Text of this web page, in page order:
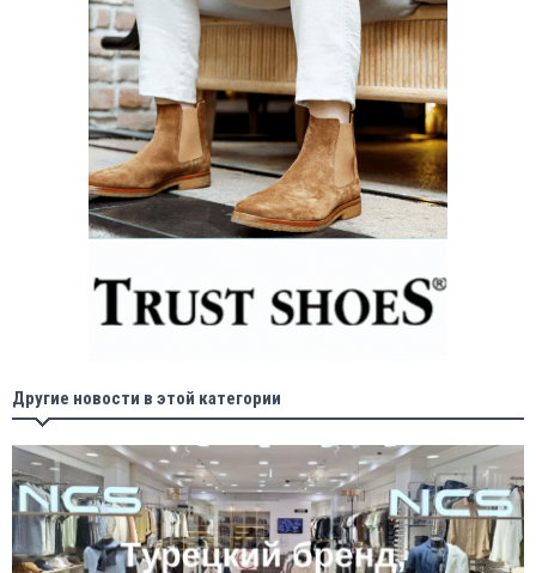
Другие новости в этой категории